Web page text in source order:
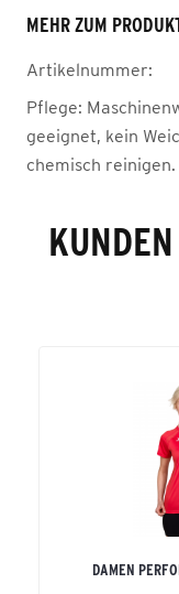
MEHR ZUM
Artikelnummer:
Pflege:
geeignet, kein
chemisch reinigen.
DAMEN